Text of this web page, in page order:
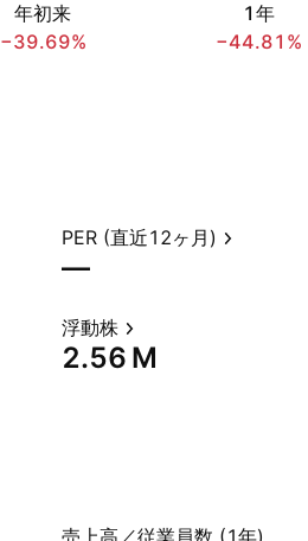
年初来
−39.69%
1年
−44.81%
PER (直近12ヶ月)
—
浮動株
‪2.56 M‬
売上高／従業員数 (1年)